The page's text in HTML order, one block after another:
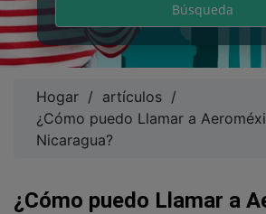
Búsqueda
Hogar / artículos /
¿Cómo puedo Llamar a
Nicaragua?
¿Cómo puedo Llamar a